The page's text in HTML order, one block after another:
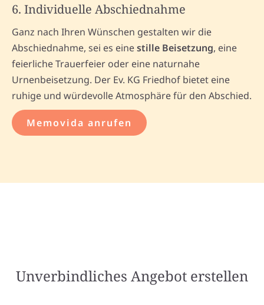
6. Individuelle Abschiednahme
Ganz nach Ihren Wünschen gestalten wir die
Abschiednahme, sei es einestille Beisetzung, eine
feierliche Trauerfeier oder eine naturnahe
Urnenbeisetzung. Der Ev. KG Friedhof bietet eine
ruhige und würdevolle Atmosphäre für den Abschied.
Memovida anrufen
Unverbindliches Angebot erstellen